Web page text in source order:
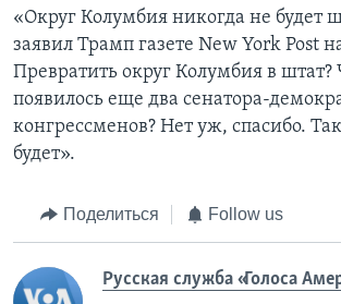
«Округ Колумбия никогда не будет
заявил Трамп газете New York Post
Превратить округ Колумбия в штат?
появилось еще два сенатора-
конгрессменов? Нет уж, спасибо.
будет».
Поделиться Follow us
Русская служба «Голоса